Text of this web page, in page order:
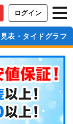
ログイン
表・タイドグラフ